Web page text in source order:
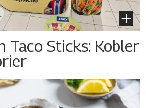
Taco Sticks: Kobler